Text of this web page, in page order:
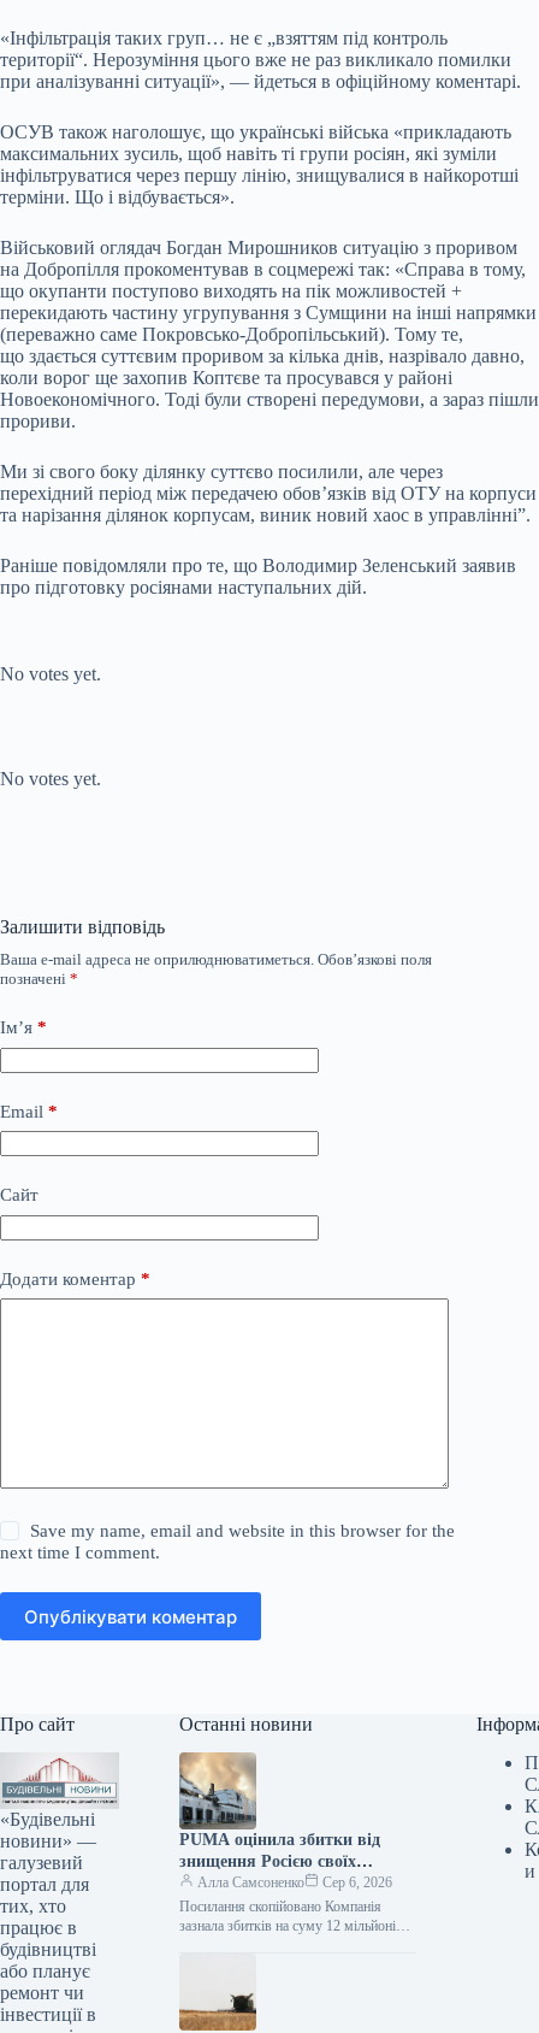
«Інфільтрація таких груп… не є „взяттям під контроль
території“. Нерозуміння цього вже не раз викликало помилки
при аналізуванні ситуації», — йдеться в офіційному коментарі.
ОСУВ також наголошує, що українські війська «прикладають
максимальних зусиль, щоб навіть ті групи росіян, які зуміли
інфільтруватися через першу лінію, знищувалися в найкоротші
терміни. Що і відбувається».
Військовий оглядач Богдан Мирошников ситуацію з проривом
на Добропілля прокоментував в соцмережі так: «Справа в тому,
що окупанти поступово виходять на пік можливостей +
перекидають частину угрупування з Сумщини на інші напрямки
(переважно саме Покровсько-Добропільський). Тому те,
що здається суттєвим проривом за кілька днів, назрівало давно,
коли ворог ще захопив Коптєве та просувався у районі
Новоекономічного. Тоді були створені передумови, а зараз пішли
прориви.
Ми зі свого боку ділянку суттєво посилили, але через
перехідний період між передачею обовʼязків від ОТУ на корпуси
та нарізання ділянок корпусам, виник новий хаос в управлінні”.
Раніше повідомляли про те, що Володимир Зеленський заявив
про підготовку росіянами наступальних дій.
No votes yet.
No votes yet.
Залишити відповідь
Ваша e-mail адреса не оприлюднюватиметься. Обов’язкові поля
позначені *
Ім’я *
Email *
Сайт
Додати коментар *
Save my name, email and website in this browser for the
next time I comment.
Опублікувати коментар
Про сайт
«Будівельні
новини» —
галузевий
портал для
тих, хто
працює в
будівництві
або планує
ремонт чи
інвестиції в
Останні новини
PUMA оцінила збитки від
знищення Росією своїх
складських запасів
Алла Самсоненко
Сер 6, 2026
Посилання скопійовано Компанія
зазнала збитків на суму 12 мільйонів
и